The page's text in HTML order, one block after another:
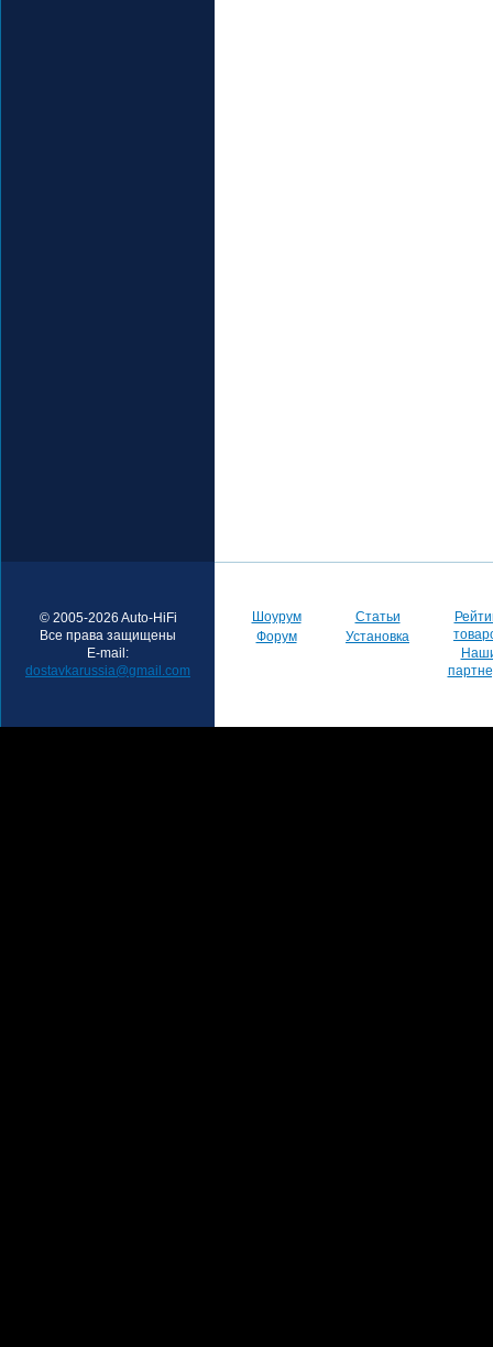
© 2005-2026 Auto-HiFi
Все права защищены
E-mail:
dostavkarussia@gmail.com
Шоурум
Форум
Статьи
Установка